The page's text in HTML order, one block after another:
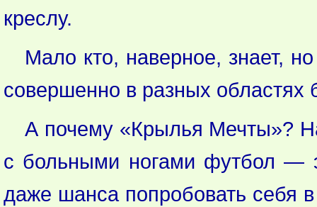
креслу.
Мало кто, наверное, знает,
совершенно в разных
А почему «Крылья Мечты»?
с больными ногами футбол —
даже шанса попробовать себя